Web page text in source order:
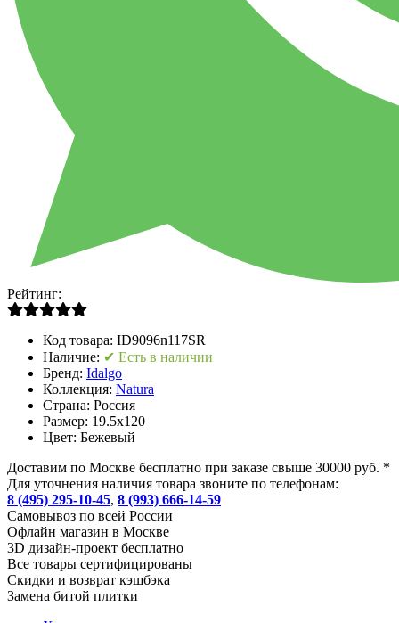
Рейтинг:
Код товара: ID9096n117SR
Наличие: ✔ Есть в наличии
Бренд: Idalgo
Коллекция: Natura
Страна: Россия
Размер: 19.5x120
Цвет: Бежевый
Доставим по Москве бесплатно при заказе свыше 30000 руб. *
Для уточнения наличия товара звоните по телефонам:
8 (495) 295-10-45, 8 (993) 666-14-59
Cамовывоз по всей России
Офлайн магазин в Москве
3D дизайн-проект бесплатно
Все товары сертифицированы
Скидки и возврат кэшбэка
Замена битой плитки